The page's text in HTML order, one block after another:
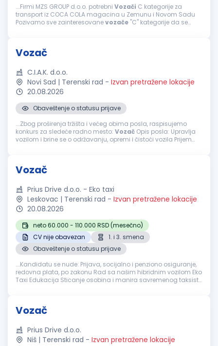
...Firmi MZS GROUP d.o.o. potrebni Vozači C kategorije za
transport iz COCA COLA magacina u Zemunu i Novom Sadu
Pozivamo sve zainteresovanevozače "C" kategorije da se
Vozač
C.I.A.K. d.o.o.
Novi Sad | Terenski rad - Izvan pretražene lokacije
20.08.2026
Obaveštenje o statusu prijave
...Zbog proširenja tržišta i većeg obima posla, raspisujemo
konkurs za sledeće radno mesto: Vozač Opis posla: Upravlja
vozilom i brine se o održavanju, opremi i čistoći vozila Prijem
Vozač
Prius Drive d.o.o. - Eko taxi
Leskovac | Terenski rad - Izvan pretražene lokacije
20.08.2026
neto 60.000 - 110.000 RSD (mesečno)
CV nije obavezan
1. i 3. smena
Obaveštenje o statusu prijave
...Kandidatu se nude: Prijava, socijalno i penziono osiguranje,
redovna plata, po zakonu Rad sa našim hibridnim vozilom Eko
Taxi Edukacija Sticanje osobina i manira savremenog taksiste
Vozač
Prius Drive d.o.o.
Niš | Terenski rad - Izvan pretražene lokacije